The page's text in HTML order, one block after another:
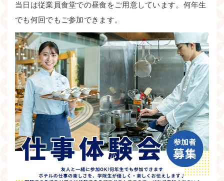
当日は従業員食堂での昼食をご用意しています。何年生
でも何回でもご参加できます。